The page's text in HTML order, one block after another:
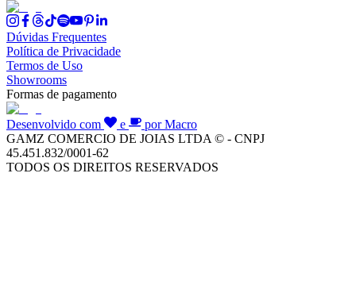
Dúvidas Frequentes
Política de Privacidade
Termos de Uso
Showrooms
Formas de pagamento
Desenvolvido com e
por Macro
GAMZ COMERCIO DE JOIAS LTDA © - CNPJ
45.451.832/0001-62
TODOS OS DIREITOS RESERVADOS